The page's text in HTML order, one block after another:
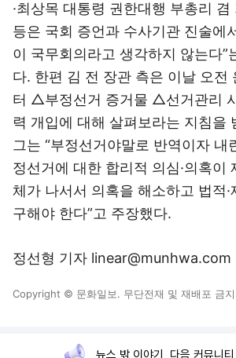
·최상목 대통령 권한대행 부총리
등은 국회 증언과 수사기관 진술에
이 국무회의라고 생각하지 않는다”
다. 한편 김 전 장관 측은 이날 오전
터 △부정선거 증거물 △선거관리
력 개입에 대해 살펴보라는 지침을
그는 “부정선거야말로 반역이자 내
정선거에 대한 합리적 의심·의혹이
체가 나서서 의혹을 해소하고 법적
구해야 한다”고 주장했다.
정선형 기자 linear@munhwa.com
Copyright © 문화일보. 무단전재 및 재배포 금
뉴스 밖 이야기, 다음 커뮤니티